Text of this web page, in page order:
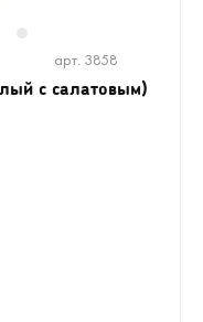
арт. 3858
с салатовым)